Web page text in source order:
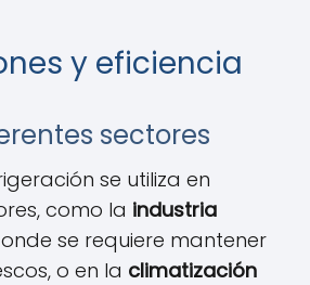
y eficiencia
sectores
se utiliza en
como la industria
se requiere mantener
o en la climatización